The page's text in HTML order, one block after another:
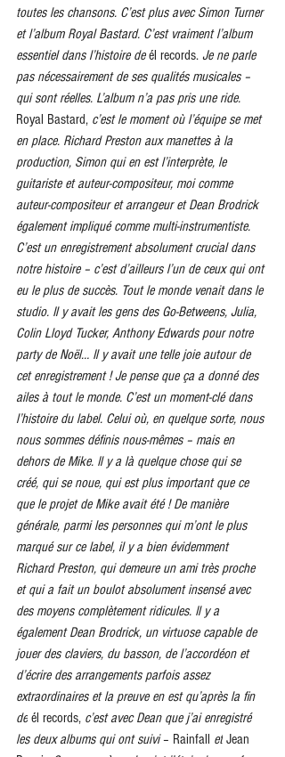
toutes les chansons. C’est plus avec Simon Turner
et l’album Royal Bastard. C’est vraiment l’album
essentiel dans l’histoire de él records. Je ne parle
pas nécessairement de ses qualités musicales –
qui sont réelles. L’album n’a pas pris une ride.
Royal Bastard, c’est le moment où l’équipe se met
en place. Richard Preston aux manettes à la
production, Simon qui en est l’interprète, le
guitariste et auteur-compositeur, moi comme
auteur-compositeur et arrangeur et Dean Brodrick
également impliqué comme multi-instrumentiste.
C’est un enregistrement absolument crucial dans
notre histoire – c’est d’ailleurs l’un de ceux qui ont
eu le plus de succès. Tout le monde venait dans le
studio. Il y avait les gens des Go-Betweens, Julia,
Colin Lloyd Tucker, Anthony Edwards pour notre
party de Noël… Il y avait une telle joie autour de
cet enregistrement ! Je pense que ça a donné des
ailes à tout le monde. C’est un moment-clé dans
l’histoire du label. Celui où, en quelque sorte, nous
nous sommes définis nous-mêmes – mais en
dehors de Mike. Il y a là quelque chose qui se
créé, qui se noue, qui est plus important que ce
que le projet de Mike avait été ! De manière
générale, parmi les personnes qui m’ont le plus
marqué sur ce label, il y a bien évidemment
Richard Preston, qui demeure un ami très proche
et qui a fait un boulot absolument insensé avec
des moyens complètement ridicules. Il y a
également Dean Brodrick, un virtuose capable de
jouer des claviers, du basson, de l’accordéon et
d’écrire des arrangements parfois assez
extraordinaires et la preuve en est qu’après la fin
de él records, c’est avec Dean que j’ai enregistré
les deux albums qui ont suivi – Rainfall et Jean